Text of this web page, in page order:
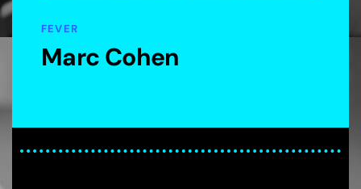
FEVER
Marc Cohen